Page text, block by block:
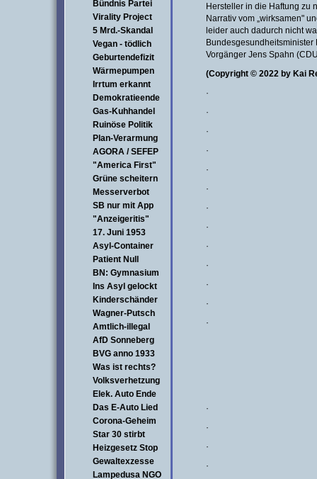
Bündnis Partei
Virality Project
5 Mrd.-Skandal
Vegan - tödlich
Geburtendefizit
Wärmepumpen
Irrtum erkannt
Demokratieende
Gas-Kuhhandel
Ruinöse Politik
Plan-Verarmung
AGORA / SEFEP
"America First"
Grüne scheitern
Messerverbot
SB nur mit App
"Anzeigeritis"
17. Juni 1953
Asyl-Container
Patient Null
BN: Gymnasium
Ins Asyl gelockt
Kinderschänder
Wagner-Putsch
Amtlich-illegal
AfD Sonneberg
BVG anno 1933
Was ist rechts?
Volksverhetzung
Elek. Auto Ende
Das E-Auto Lied
Corona-Geheim
Star 30 stirbt
Heizgesetz Stop
Gewaltexzesse
Lampedusa NGO
Hersteller in die Haftung zu
Narrativ vom „wirksamen"
leider auch dadurch nicht
Vorgänger Jens Spahn
(Copyright © 2022 by Kai
·
·
·
·
·
·
·
·
·
·
·
·
·
·
·
·
·